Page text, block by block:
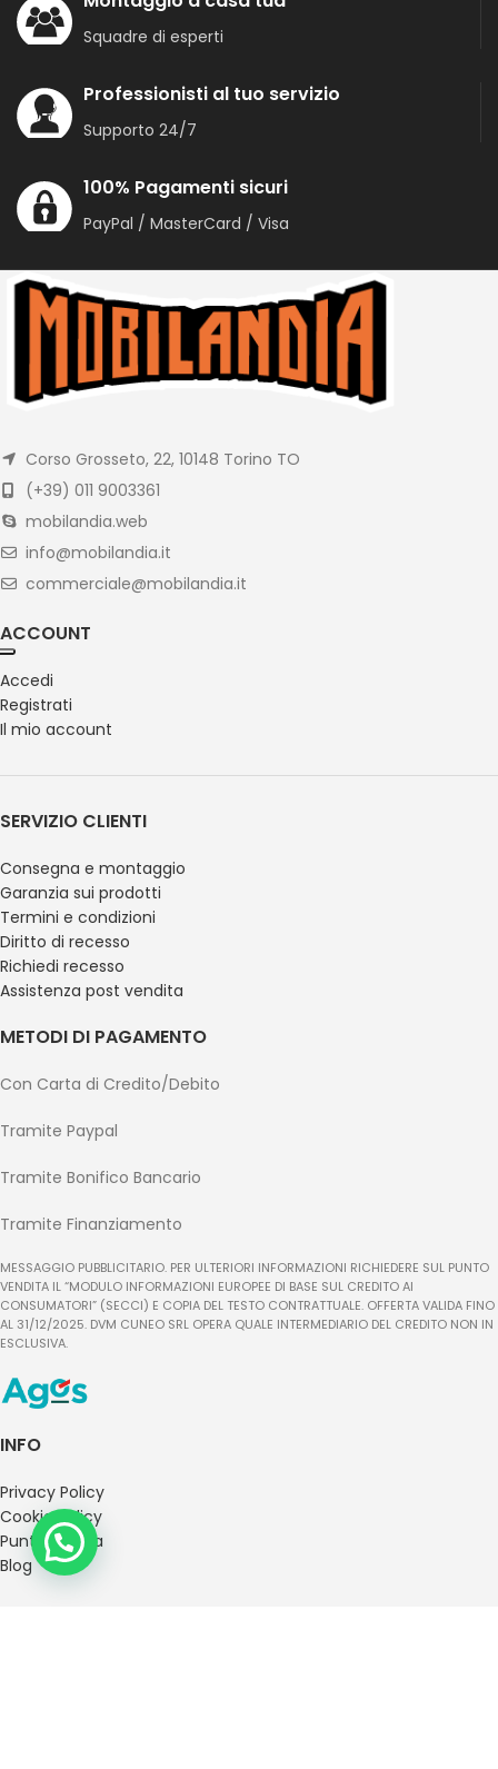
Squadre di esperti
Professionisti al tuo servizio
Supporto 24/7
100% Pagamenti sicuri
PayPal / MasterCard / Visa
Corso Grosseto, 22, 10148 Torino TO
(+39) 011 9003361
mobilandia.web
info@mobilandia.it
commerciale@mobilandia.it
ACCOUNT
Accedi
Registrati
Il mio account
SERVIZIO CLIENTI
Consegna e montaggio
Garanzia sui prodotti
Termini e condizioni
Diritto di recesso
Richiedi recesso
Assistenza post vendita
METODI DI PAGAMENTO
Con Carta di Credito/Debito
Tramite Paypal
Tramite Bonifico Bancario
Tramite Finanziamento
MESSAGGIO PUBBLICITARIO. PER ULTERIORI INFORMAZIONI RICHIEDERE SUL PUNTO
VENDITA IL “MODULO INFORMAZIONI EUROPEE DI BASE SUL CREDITO AI
CONSUMATORI” (SECCI) E COPIA DEL TESTO CONTRATTUALE. OFFERTA VALIDA FINO
AL 31/12/2025. DVM CUNEO SRL OPERA QUALE INTERMEDIARIO DEL CREDITO NON IN
ESCLUSIVA.
INFO
Privacy Policy
Cookie Policy
Punti Vendita
Blog